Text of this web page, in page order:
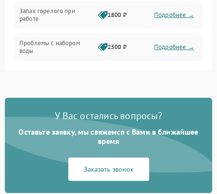
Запах горелого при
работе
1800 ₽ Подробнее →
Проблемы с набором
воды
2500 ₽ Подробнее →
Замена платы управления 2200 ₽ Подробнее →
У Вас остались вопросы?
Оставьте заявку, мы свяжемся с Вами в ближайшее
время
Заказать звонок